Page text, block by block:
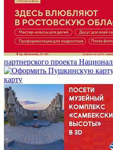
партнерского проекта
карту